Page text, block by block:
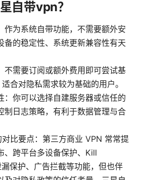
自带vpn？
作为系统自带功能，不需要额外安
备的稳定性、系统更新兼容性有天
不需要订阅或额外费用即可尝试基
合对隐私需求较为基础的用户。
：你可以选择自建服务器或信任的
制日志策略，有利于数据管理与合
比要点：第三方商业 VPN 常常提
、跨平台多设备保护、Kill
保护、广告拦截等功能，但也伴